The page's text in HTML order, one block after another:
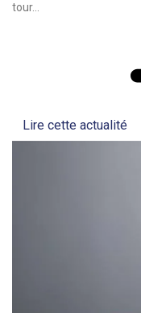
tour...
Lire cette actualité